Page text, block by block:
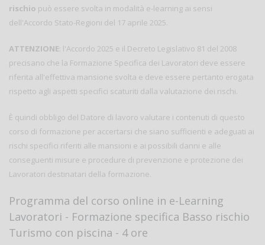
rischio può essere svolta in modalità e-learning ai sensi
dell'Accordo Stato-Regioni del 17 aprile 2025.
ATTENZIONE: l'Accordo 2025 e il Decreto Legislativo 81 del 2008
precisano che la Formazione Specifica dei Lavoratori deve essere
riferita all'effettiva mansione svolta e deve essere pertanto erogata
rispetto agli aspetti specifici scaturiti dalla valutazione dei rischi.
È quindi obbligo del Datore di lavoro valutare i contenuti di questo
corso di formazione per accertarsi che siano sufficienti e adeguati ai
rischi specifici riferiti alle mansioni e ai possibili danni e alle
conseguenti misure e procedure di prevenzione e protezione dei
Lavoratori destinatari della formazione.
Programma del corso online in e-Learning
Lavoratori - Formazione specifica Basso rischio
Turismo con piscina - 4 ore